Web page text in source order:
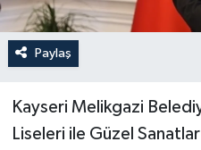
Paylaş
Kayseri Melikgazi
Liseleri ile Güzel